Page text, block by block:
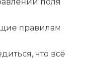
правилам
что всё